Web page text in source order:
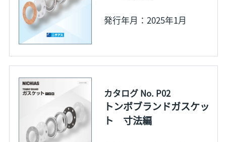
発行年月：2025年1月
カタログ No. P02
トンボブランドガスケッ
ト 寸法編